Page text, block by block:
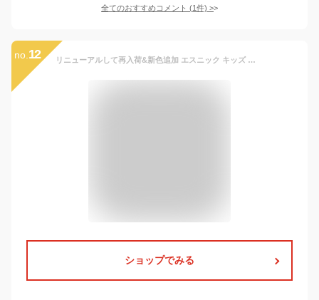
全てのおすすめコメント (1件) >
no. 12 リニューアルして再入荷&新色追加 エスニック キッズ 親子 お揃い カラフル アフリカ 民族衣装 ダシキ HIP-HOP 海外アーティストに大人気 フェス イベント ダンス 衣装 ゆうパケット対応アイテム ダンス衣装 チーム パプリカ 子供 アフリカン 小学生
ショップでみる